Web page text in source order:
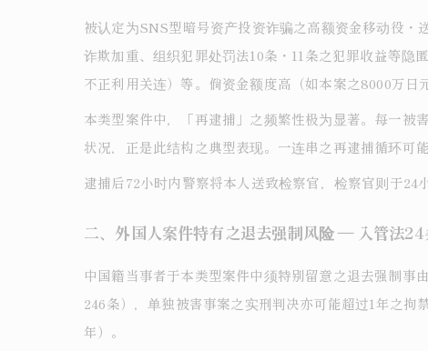
被认定为SNS型暗号资产投资诈骗之高额资金移动役
诈欺加重、组织犯罪处罚法10条・11条之犯罪收益等
不正利用关连）等。倘资金额度高（如本案之8000万日
本类型案件中，「再逮捕」之频繁性极为显著。每一被
状况，正是此结构之典型表现。一连串之再逮捕循环可
逮捕后72小时内警察将本人送致检察官，检察官则于24
二、外国人案件特有之退去强制风险 ― 入管法
中国籍当事者于本类型案件中须特别留意之退去强制事
246条），单独被害事案之实刑判决亦可能超过1年之
年）。